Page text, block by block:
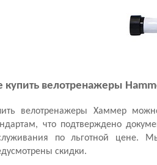
купить велотренажеры
велотренажеры Хаммер
что подтверждено
по льготной цене.
скидки.